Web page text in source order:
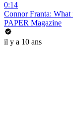
0:14
Connor Franta: What
PAPER Magazine
il y a 10 ans